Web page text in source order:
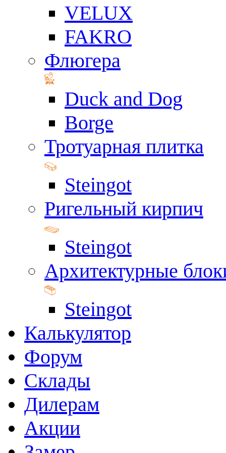
VELUX
FAKRO
Флюгера
Duck and Dog
Borge
Тротуарная плитка
Steingot
Ригельный кирпич
Steingot
Архитектурные
Steingot
Калькулятор
Форум
Склады
Дилерам
Акции